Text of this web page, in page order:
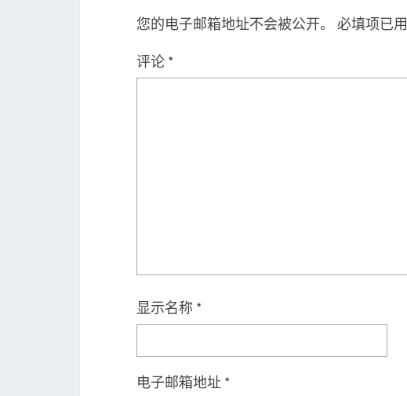
您的电子邮箱地址不会被公开。 必填项已用
评论 *
显示名称 *
电子邮箱地址 *